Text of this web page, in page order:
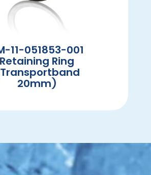
11-051853-001
Retaining Ring
20mm)